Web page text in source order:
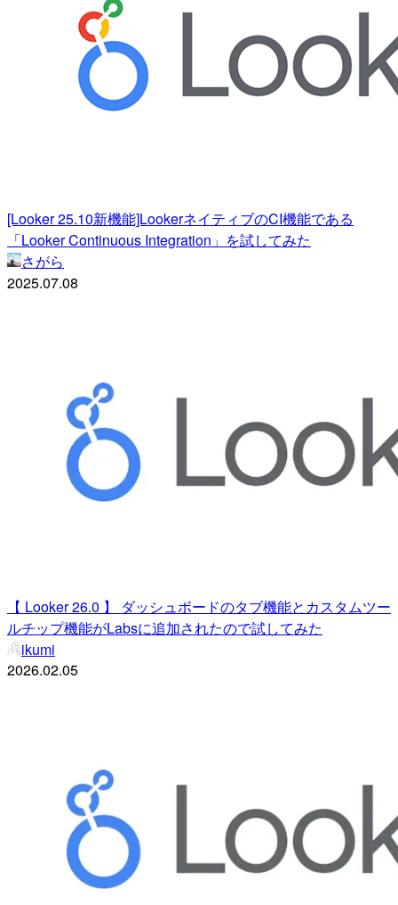
[Looker 25.10新機能]LookerネイティブのCI機能である
「Looker Continuous Integration」を試してみた
さがら
2025.07.08
【 Looker 26.0 】 ダッシュボードのタブ機能とカスタムツー
ルチップ機能がLabsに追加されたので試してみた
ikumi
2026.02.05